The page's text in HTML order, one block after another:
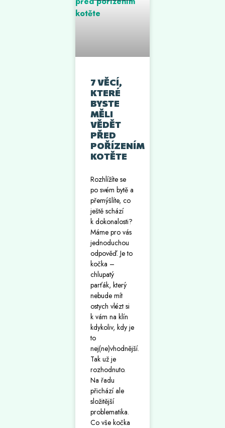
7 VĚCÍ,
KTERÉ
BYSTE
MĚLI
VĚDĚT
PŘED
POŘÍZENÍM
KOTĚTE
Rozhlížíte se
po svém bytě a
přemýšlíte, co
ještě schází
k dokonalosti?
Máme pro vás
jednoduchou
odpověď. Je to
kočka –
chlupatý
parťák, který
nebude mít
ostych vlézt si
k vám na klín
kdykoliv, kdy je
to
nej(ne)vhodnější.
Tak už je
rozhodnuto.
Na řadu
přichází ale
složitější
problematika.
Co vše kočka